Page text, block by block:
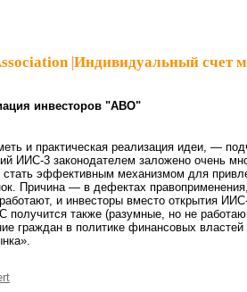
|Индивидуальный счет
инвесторов "АВО"
и практическая реализация идеи, —
ИИС-3 законодателем заложено очень
эффективным механизмом для
Причина — в дефектах
и инвесторы вместо открытия
также (разумные, но не
граждан в политике финансовых властей